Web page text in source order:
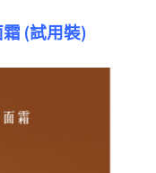
(試用裝)